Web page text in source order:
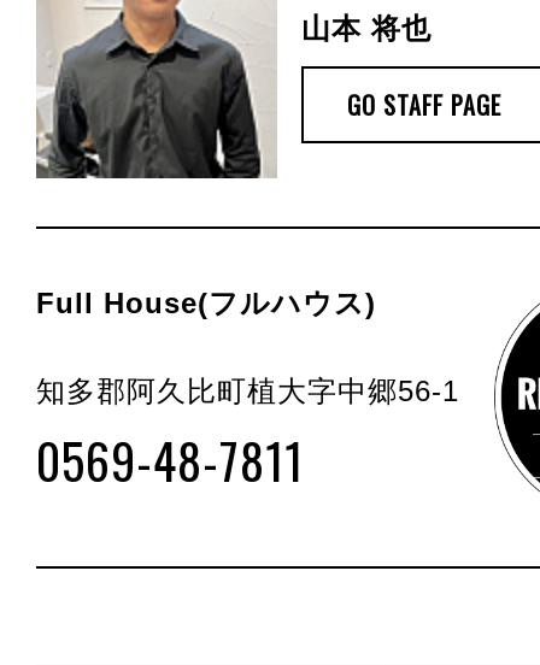
山本 将也
GO STAFF PAGE
Full House(フルハウス)
知多郡阿久比町植大字中郷56-1
0569-48-7811